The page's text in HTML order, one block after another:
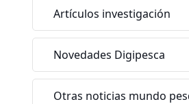
Artículos investigación
Novedades Digipesca
Otras noticias mundo